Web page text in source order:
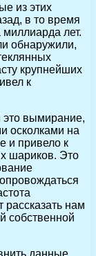
из этих
в то время
миллиарда лет.
обнаружили,
крупнейших
к
вымирание,
осколками на
и привело к
шариков. Это
рассказать нам
собственной
данные